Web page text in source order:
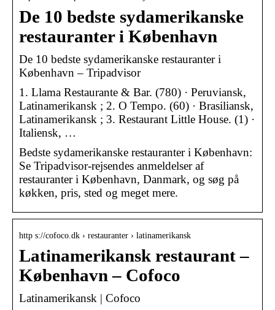
De 10 bedste sydamerikanske
restauranter i København
De 10 bedste sydamerikanske restauranter i
København – Tripadvisor
1. Llama Restaurante & Bar. (780) · Peruviansk,
Latinamerikansk ; 2. O Tempo. (60) · Brasiliansk,
Latinamerikansk ; 3. Restaurant Little House. (1) ·
Italiensk, …
Bedste sydamerikanske restauranter i København:
Se Tripadvisor-rejsendes anmeldelser af
restauranter i København, Danmark, og søg på
køkken, pris, sted og meget mere.
http s://cofoco.dk › restauranter › latinamerikansk
Latinamerikansk restaurant –
København – Cofoco
Latinamerikansk | Cofoco